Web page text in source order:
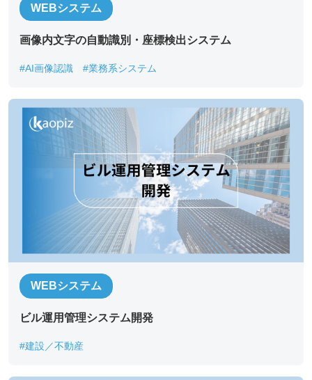
WEBシステム
画像内文字の自動識別・座標検出システム​
#AI画像認識 #業務系システム
WEBシステム
ビル運用管理システム開発
#建設／不動産